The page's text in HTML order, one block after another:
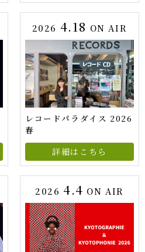
2026 4.18 ON AIR
レコードパラダイス 2026
春
詳細はこちら
2026 4.4 ON AIR